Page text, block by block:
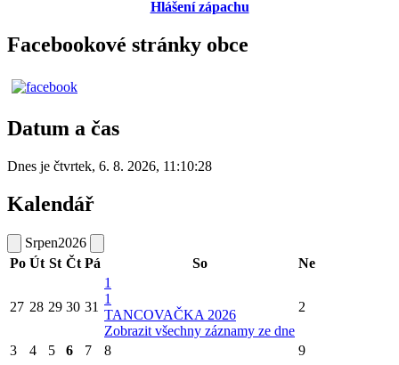
Hlášení zápachu
Facebookové stránky obce
Datum a čas
Dnes je čtvrtek, 6. 8. 2026, 11:10:28
Kalendář
Srpen2026
Po Út St Čt Pá So Ne
27 28 29 30 31
1
1
TANCOVAČKA 2026
Zobrazit všechny záznamy ze dne
2
3 4 5 6 7 8
9